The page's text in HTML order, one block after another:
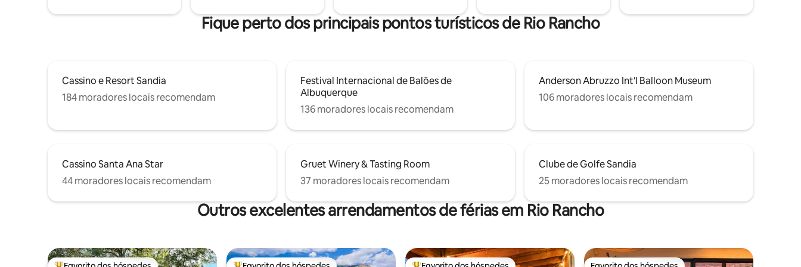
favoritos; Netflix, Hulu, Etc. Muitas vagas
de carregamento. (Se você esquecer,
entre em contato conosco.)
você precisar. Sem forno/fogão devido
às regras de Corrales.
VINDOS, SEM GATOS.
Fique perto dos principais pontos turísticos de Rio Rancho
Cassino e Resort Sandia
184 moradores locais recomendam
Festival Internacional de Balões de
Albuquerque
136 moradores locais recomendam
Anderson Abruzzo Int'l Balloon Museum
106 moradores locais recomendam
Cassino Santa Ana Star
44 moradores locais recomendam
Gruet Winery & Tasting Room
37 moradores locais recomendam
Clube de Golfe Sandia
25 moradores locais recomendam
Outros excelentes arrendamentos de férias em Rio Rancho